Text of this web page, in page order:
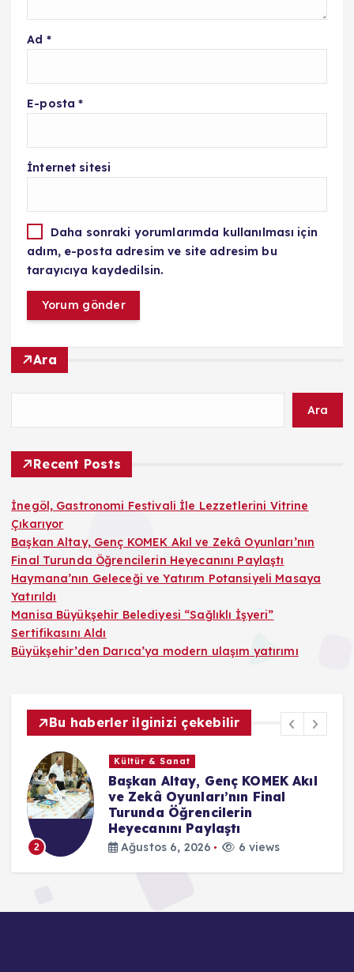
Ad *
E-posta*
İnternet sitesi
Daha sonraki yorumlarımda kullanılması için
adım, e-posta adresim ve site adresim bu
tarayıcıya kaydedilsin.
Ara
Ara
Recent Posts
İnegöl, Gastronomi Festivali İle Lezzetlerini Vitrine
Çıkarıyor
Başkan Altay, Genç KOMEK Akıl ve Zekâ Oyunları’nın
Final Turunda Öğrencilerin Heyecanını Paylaştı
Haymana’nın Geleceği ve Yatırım Potansiyeli Masaya
Yatırıldı
Manisa Büyükşehir Belediyesi “Sağlıklı İşyeri”
Sertifikasını Aldı
Büyükşehir’den Darıca’ya modern ulaşım yatırımı
Bu haberler ilginizi çekebilir
2
Kültür & Sanat
Başkan Altay, Genç KOMEK Akıl
ve Zekâ Oyunları’nın Final
Turunda Öğrencilerin
Heyecanını Paylaştı
Ağustos 6, 2026 6 views